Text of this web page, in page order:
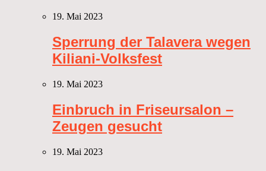
19. Mai 2023
Sperrung der Talavera wegen
Kiliani-Volksfest
19. Mai 2023
Einbruch in Friseursalon –
Zeugen gesucht
19. Mai 2023